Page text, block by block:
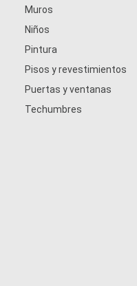
Muros
Niños
Pintura
Pisos y revestimientos
Puertas y ventanas
Techumbres